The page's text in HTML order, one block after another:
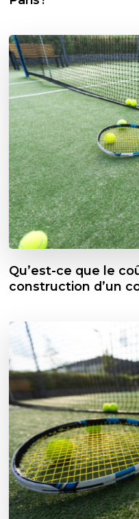
Qu’est-ce que le
construction d’un